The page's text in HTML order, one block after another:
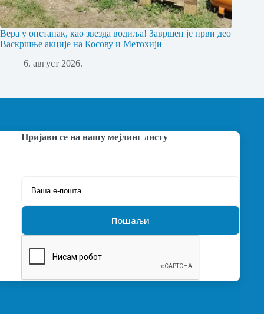
Вера у опстанак, као звезда водиља! Завршен је први део
Васкршње акције на Косову и Метохији
6. август 2026.
Пријави се на нашу мејлинг листу